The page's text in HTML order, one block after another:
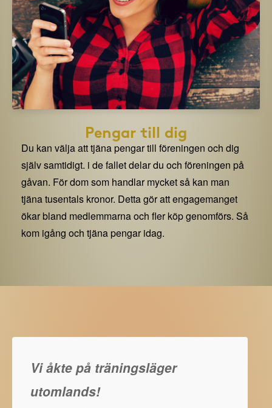
Pengar till dig
Du kan välja att tjäna pengar till föreningen och dig
själv samtidigt. i de fallet delar du och föreningen på
gåvan. För dom som handlar mycket så kan man
tjäna tusentals kronor. Detta gör att engagemanget
ökar bland medlemmarna och fler köp genomförs. Så
kom igång och tjäna pengar idag.
Vi åkte på träningsläger
utomlands!